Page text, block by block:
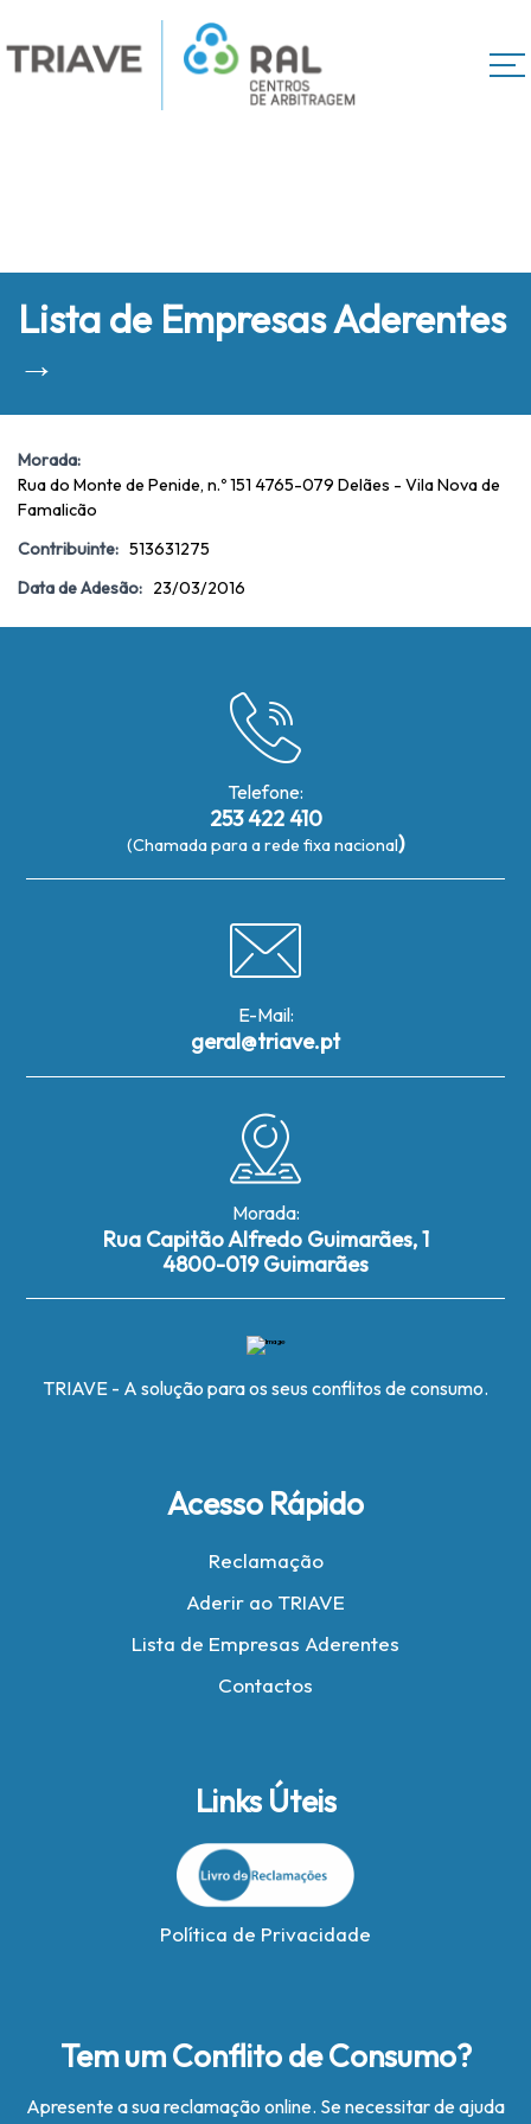
Lista de Empresas Aderentes
→
Morada:
Rua do Monte de Penide, n.º 151 4765-079 Delães - Vila Nova de
Famalicão
Contribuinte: 513631275
Data de Adesão: 23/03/2016
Telefone:
253 422 410
(Chamada para a rede fixa nacional)
E-Mail:
geral@triave.pt
Morada:
Rua Capitão Alfredo Guimarães, 1
4800-019 Guimarães
TRIAVE - A solução para os seus conflitos de consumo.
Acesso Rápido
Reclamação
Aderir ao TRIAVE
Lista de Empresas Aderentes
Contactos
Links Úteis
Política de Privacidade
Tem um Conflito de Consumo?
Apresente a sua reclamação online. Se necessitar de ajuda